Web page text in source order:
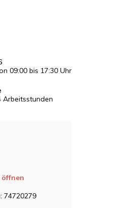
09:00 bis 17:30 Uhr
öffnen
74720279